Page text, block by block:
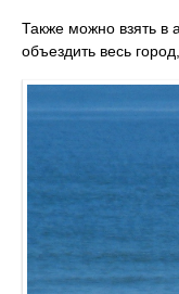
Также можно взять в
объездить весь